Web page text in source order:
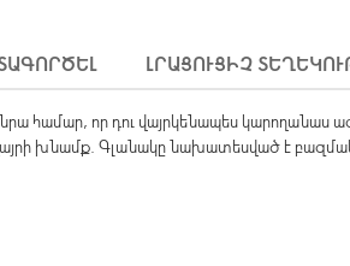
ԼՐԱՑՈՒՑԻՉ
համար, որ դու վայրկենապես կարողանաս
խնամք. Գլանակը նախատեսված է